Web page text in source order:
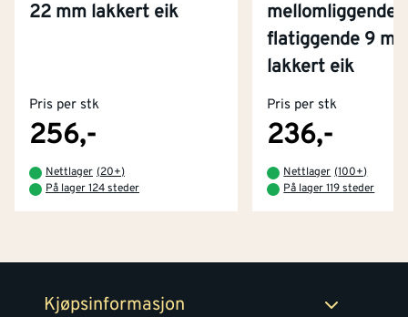
22 mm lakkert eik
Pris per stk
256,-
Nettlager (20+)
På lager 124 steder
mellomliggende
flatiggende 9
lakkert eik
Pris per stk
236,-
Nettlager (100+)
På lager 119 steder
Kjøpsinformasjon
Kjøpsbetingelser
Retur- og angrerettsskjema
Tjenester
Montér Klubb
Byggevarehus og åpningstider
Prismatch